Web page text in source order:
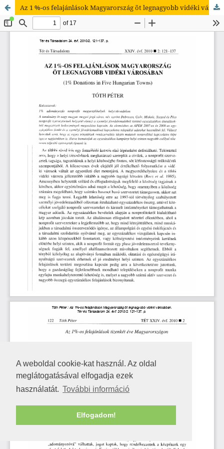
A weboldal cookie-kat használ. Az oldal
meglátogatásával elfogadja ezek
használatát. További információ
Elfogadom!
Az 1 %-os felajánlások Magyarország öt legnagyobb vidéki városában